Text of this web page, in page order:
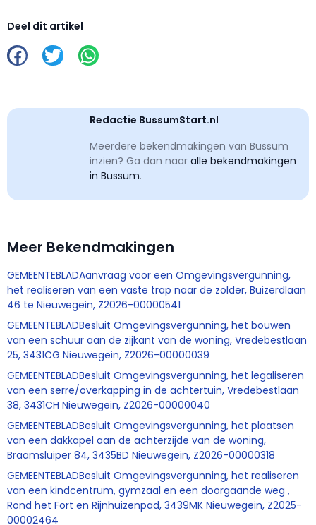
Deel dit artikel
Redactie BussumStart.nl
Meerdere bekendmakingen van Bussum
inzien? Ga dan naar alle bekendmakingen
in Bussum.
Meer Bekendmakingen
GEMEENTEBLADAanvraag voor een Omgevingsvergunning,
het realiseren van een vaste trap naar de zolder, Buizerdlaan
46 te Nieuwegein, Z2026-00000541
GEMEENTEBLADBesluit Omgevingsvergunning, het bouwen
van een schuur aan de zijkant van de woning, Vredebestlaan
25, 3431CG Nieuwegein, Z2026-00000039
GEMEENTEBLADBesluit Omgevingsvergunning, het legaliseren
van een serre/overkapping in de achtertuin, Vredebestlaan
38, 3431CH Nieuwegein, Z2026-00000040
GEMEENTEBLADBesluit Omgevingsvergunning, het plaatsen
van een dakkapel aan de achterzijde van de woning,
Braamsluiper 84, 3435BD Nieuwegein, Z2026-00000318
GEMEENTEBLADBesluit Omgevingsvergunning, het realiseren
van een kindcentrum, gymzaal en een doorgaande weg ,
Rond het Fort en Rijnhuizenpad, 3439MK Nieuwegein, Z2025-
00002464